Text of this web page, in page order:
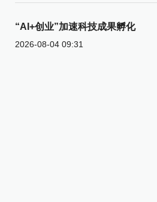
“AI+创业”加速科技成果孵化
2026-08-04 09:31